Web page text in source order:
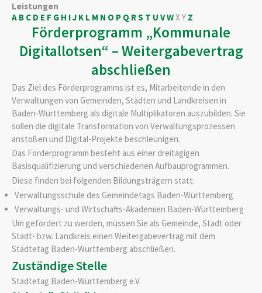
Leistungen
A B C D E F G H IJ K L M N O P Q RS T U VWXY Z
Förderprogramm „Kommunale
Digitallotsen“ – Weitergabevertrag
abschließen
Das Ziel des Förderprogramms ist es, Mitarbeitende in den
Verwaltungen von Gemeinden, Städten und Landkreisen in
Baden-Württemberg als digitale Multiplikatoren auszubilden. Sie
sollen die digitale Transformation von Verwaltungsprozessen
anstoßen und Digital-Projekte beschleunigen.
Das Förderprogramm besteht aus einer dreitägigen
Basisqualifizierung und verschiedenen Aufbauprogrammen.
Diese finden bei folgenden Bildungsträgern statt:
Verwaltungsschule des Gemeindetags Baden-Württemberg
Verwaltungs- und Wirtschafts-Akademien Baden-Württemberg
Um gefördert zu werden, müssen Sie als Gemeinde, Stadt oder
Stadt- bzw. Landkreis einen Weitergabevertrag mit dem
Städtetag Baden-Württemberg abschließen.
Zuständige Stelle
Städtetag Baden-Württemberg e.V.